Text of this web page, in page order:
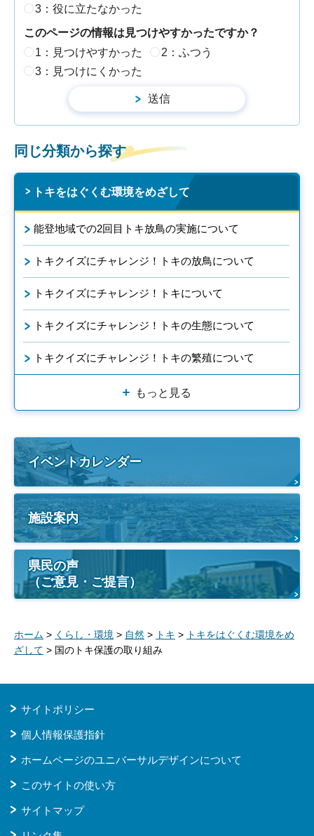
3：役に立たなかった
このページの情報は見つけやすかったですか？
1：見つけやすかった
2：ふつう
3：見つけにくかった
同じ分類から探す
トキをはぐくむ環境をめざして
能登地域での2回目トキ放鳥の実施について
トキクイズにチャレンジ！トキの放鳥について
トキクイズにチャレンジ！トキについて
トキクイズにチャレンジ！トキの生態について
トキクイズにチャレンジ！トキの繁殖について
もっと見る
イベントカレンダー
施設案内
県民の声
（ご意見・ご提言）
ホーム > くらし・環境 > 自然 > トキ > トキをはぐくむ環境をめ
ざして > 国のトキ保護の取り組み
サイトポリシー
個人情報保護指針
ホームページのユニバーサルデザインについて
このサイトの使い方
サイトマップ